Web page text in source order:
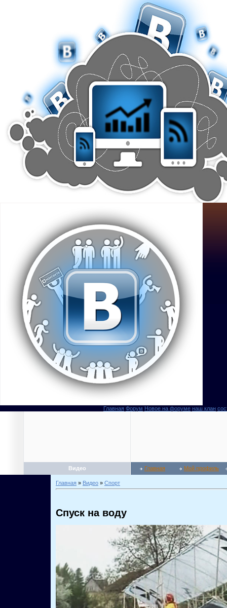
Главная Форум Новое на форуме наш клан
Видео Главная Мой профиль
Главная » Видео » Спорт
Спуск на воду